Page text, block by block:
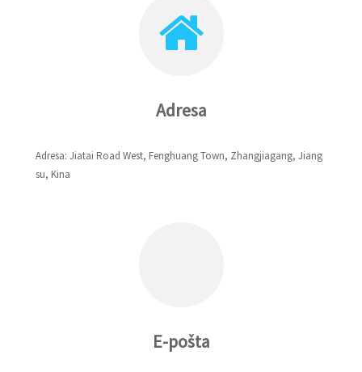
Adresa
Adresa: Jiatai Road West, Fenghuang Town, Zhangjiagang, Jiang
su, Kina
E-pošta